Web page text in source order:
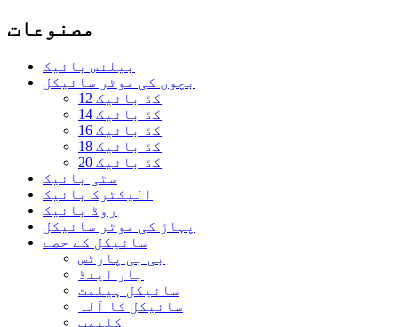
مصنوعات
بیلنس بائیک
بچوں کی موٹر سائیکل
12 کڈ بائیک
14 کڈ بائیک
16 کڈ بائیک
18 کڈ بائیک
20 کڈ بائیک
سٹی بائیک
الیکٹرک بائیک
روڈ بائیک
پہاڑ کی موٹر سائیکل
سائیکل کے حصے
بی بی پارٹس
بار اینڈ
سائیکل ہیلمٹ
سائیکل کا آلہ
کلیمپ